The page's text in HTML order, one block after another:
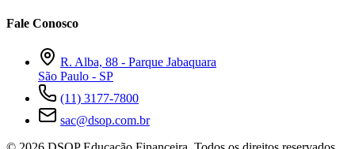
Fale Conosco
R. Alba, 88 - Parque Jabaquara
São Paulo - SP
(11) 3177-7800
sac@dsop.com.br